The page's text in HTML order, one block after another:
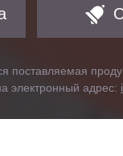
поставляемая
электронный адрес: